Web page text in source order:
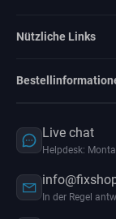
Nützliche Links
Live chat
Helpdesk:
In der Regel